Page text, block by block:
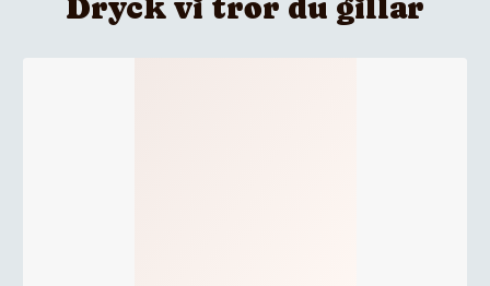
Dryck vi tror du gillar